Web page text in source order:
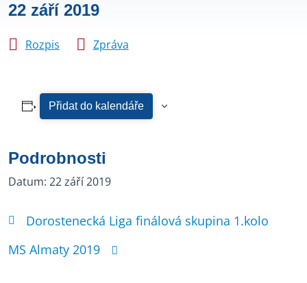
22 září 2019
Rozpis Zpráva
Přidat do kalendáře
Podrobnosti
Datum: 22 září 2019
Dorostenecká Liga finálová skupina 1.kolo
MS Almaty 2019